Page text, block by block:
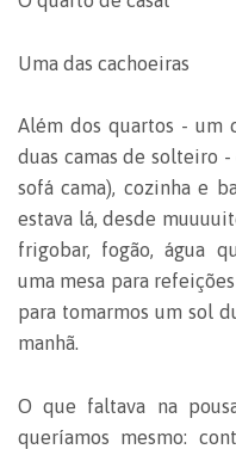
Uma das cachoeiras
Além dos quartos - um
duas camas de solteiro
sofá cama), cozinha e
estava lá, desde
frigobar, fogão, água
uma mesa para
para tomarmos um sol
manhã.
O que faltava na
queríamos mesmo: